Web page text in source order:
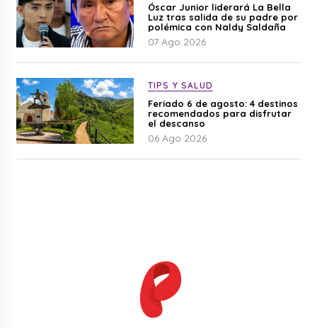
Óscar Junior liderará La Bella
Luz tras salida de su padre por
polémica con Naldy Saldaña
07 Ago 2026
TIPS Y SALUD
Feriado 6 de agosto: 4 destinos
recomendados para disfrutar
el descanso
06 Ago 2026